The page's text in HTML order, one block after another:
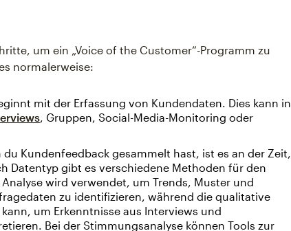
um ein „Voice of the Customer“-Programm zu
normalerweise:
mit der Erfassung von Kundendaten. Dies kann in
, Gruppen, Social-Media-Monitoring oder
du Kundenfeedback gesammelt hast, ist es an der Zeit,
Datentyp gibt es verschiedene Methoden für den
wird verwendet, um Trends, Muster und
zu identifizieren, während die qualitative
um Erkenntnisse aus Interviews und
Bei der Stimmungsanalyse können Tools zur